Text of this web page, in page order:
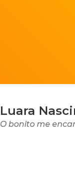
Luara
O bonito me